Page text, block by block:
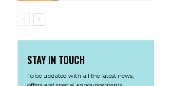
STAY IN TOUCH
To be updated with all the latest news,